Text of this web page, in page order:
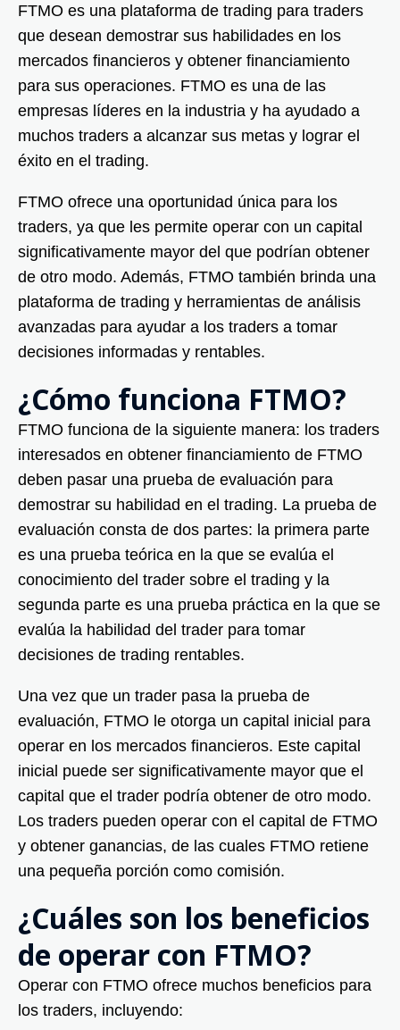
FTMO es una plataforma de trading para traders
que desean demostrar sus habilidades en los
mercados financieros y obtener financiamiento
para sus operaciones. FTMO es una de las
empresas líderes en la industria y ha ayudado a
muchos traders a alcanzar sus metas y lograr el
éxito en el trading.
FTMO ofrece una oportunidad única para los
traders, ya que les permite operar con un capital
significativamente mayor del que podrían obtener
de otro modo. Además, FTMO también brinda una
plataforma de trading y herramientas de análisis
avanzadas para ayudar a los traders a tomar
decisiones informadas y rentables.
¿Cómo funciona FTMO?
FTMO funciona de la siguiente manera: los traders
interesados en obtener financiamiento de FTMO
deben pasar una prueba de evaluación para
demostrar su habilidad en el trading. La prueba de
evaluación consta de dos partes: la primera parte
es una prueba teórica en la que se evalúa el
conocimiento del trader sobre el trading y la
segunda parte es una prueba práctica en la que se
evalúa la habilidad del trader para tomar
decisiones de trading rentables.
Una vez que un trader pasa la prueba de
evaluación, FTMO le otorga un capital inicial para
operar en los mercados financieros. Este capital
inicial puede ser significativamente mayor que el
capital que el trader podría obtener de otro modo.
Los traders pueden operar con el capital de FTMO
y obtener ganancias, de las cuales FTMO retiene
una pequeña porción como comisión.
¿Cuáles son los beneficios
de operar con FTMO?
Operar con FTMO ofrece muchos beneficios para
los traders, incluyendo: